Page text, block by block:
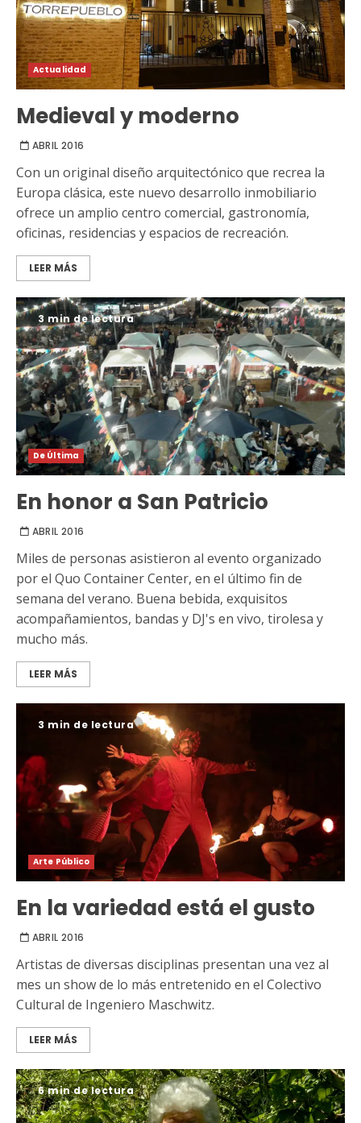
Actualidad
Medieval y moderno
ABRIL 2016
Con un original diseño arquitectónico que recrea la
Europa clásica, este nuevo desarrollo inmobiliario
ofrece un amplio centro comercial, gastronomía,
oficinas, residencias y espacios de recreación.
LEER MÁS
3 min de lectura
De Última
En honor a San Patricio
ABRIL 2016
Miles de personas asistieron al evento organizado
por el Quo Container Center, en el último fin de
semana del verano. Buena bebida, exquisitos
acompañamientos, bandas y DJ's en vivo, tirolesa y
mucho más.
LEER MÁS
3 min de lectura
Arte Público
En la variedad está el gusto
ABRIL 2016
Artistas de diversas disciplinas presentan una vez al
mes un show de lo más entretenido en el Colectivo
Cultural de Ingeniero Maschwitz.
LEER MÁS
6 min de lectura